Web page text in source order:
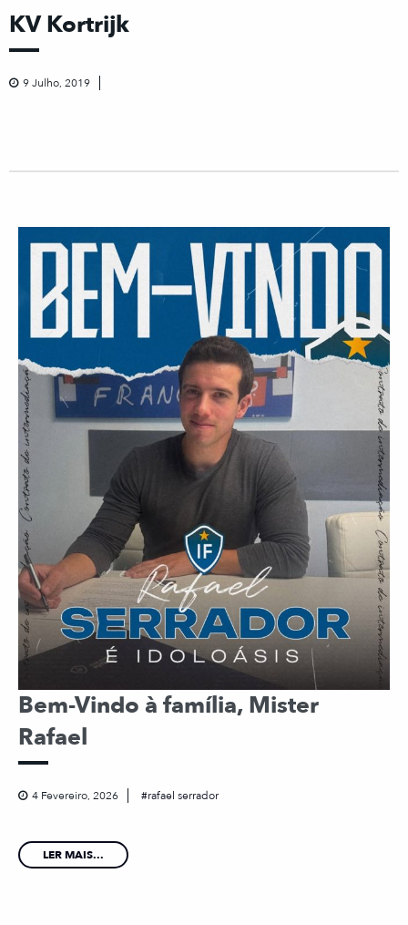
KV Kortrijk
9 Julho, 2019
Bem-Vindo à família, Mister
Rafael
4 Fevereiro, 2026 rafael serrador
LER MAIS...